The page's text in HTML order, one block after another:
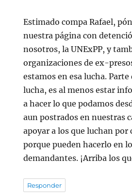
Estimado compa Rafael,
nuestra página con
nosotros, la UNExPP, y
organizaciones de ex-
estamos en esa lucha.
lucha, es al menos estar
a hacer lo que podamos
aun postrados en nuestras
apoyar a los que luchan por
porque pueden hacerlo en
demandantes. ¡Arriba los
Responder